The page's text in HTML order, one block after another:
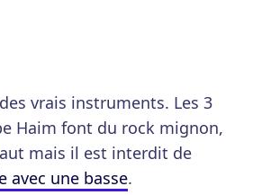
vrais instruments. Les 3
Haim font du rock mignon,
mais il est interdit de
avec une basse.